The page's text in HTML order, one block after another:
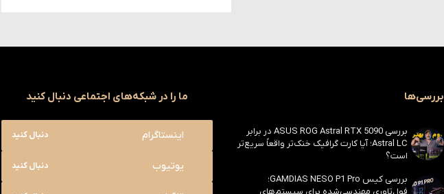
بررسی‌ها
بررسی ASUS ROG Astral RTX 5090 در برابر
Astral LC؛ آیا کارت گرافیک خنک‌تر واقعاً سریع‌تر
است؟
بررسی کیس GAMDIAS NESO P1 Pro؛
فول‌تاوری مهندسی‌شده برای سیستم‌های
ما را در شبکه‌های اجتماعی دنبال کنید
اینستاگرام دنبال کنید
یوتیوب دنبال کنید